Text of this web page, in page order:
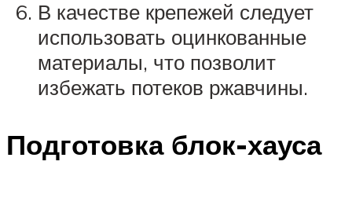
В качестве крепежей следует
использовать оцинкованные
материалы, что позволит
избежать потеков ржавчины.
Подготовка блок-хауса